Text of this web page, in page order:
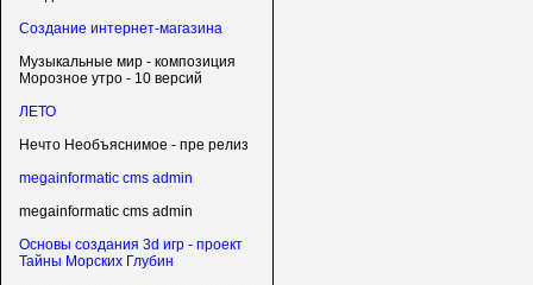
Создание интернет-магазина
Музыкальные мир - композиция
Морозное утро - 10 версий
ЛЕТО
Нечто Необъяснимое - пре релиз
megainformatic cms admin
megainformatic cms admin
Основы создания 3d игр - проект
Тайны Морских Глубин